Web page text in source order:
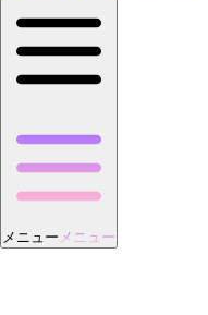
メニュー メニュー